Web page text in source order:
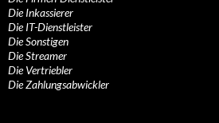
Die Inkassierer
Die IT-Dienstleister
Die Sonstigen
Die Streamer
Die Vertriebler
Die Zahlungsabwickler